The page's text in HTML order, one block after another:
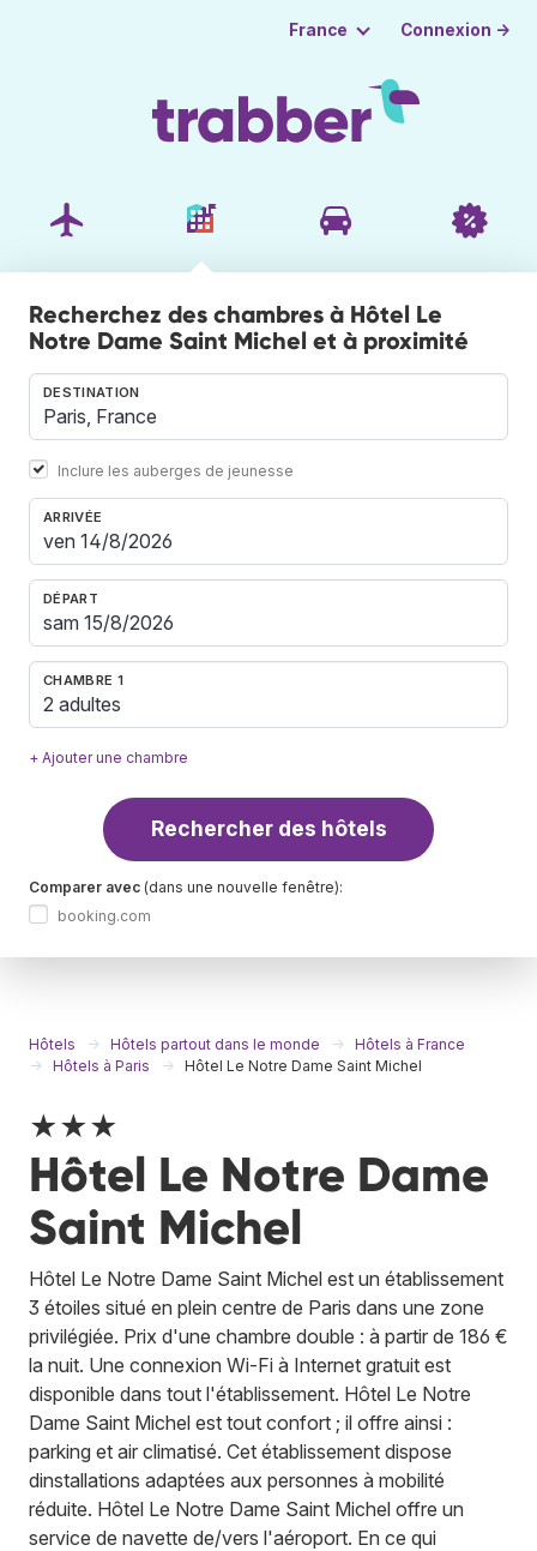
France Connexion →
Recherchez des chambres à Hôtel Le
Notre Dame Saint Michel et à proximité
DESTINATION
Inclure les auberges de jeunesse
ARRIVÉE
DÉPART
CHAMBRE 1
2 adultes
+ Ajouter une chambre
Rechercher des hôtels
Comparer avec (dans une nouvelle fenêtre):
booking.com
Hôtels Hôtels partout dans le monde
Hôtels à France
Hôtels à Paris
Hôtel Le Notre Dame Saint Michel
★★★
Hôtel Le Notre Dame
Saint Michel
Hôtel Le Notre Dame Saint Michel est un établissement
3 étoiles situé en plein centre de Paris dans une zone
privilégiée. Prix d'une chambre double : à partir de 186 €
la nuit. Une connexion Wi-Fi à Internet gratuit est
disponible dans tout l'établissement. Hôtel Le Notre
Dame Saint Michel est tout confort ; il offre ainsi :
parking et air climatisé. Cet établissement dispose
dinstallations adaptées aux personnes à mobilité
réduite. Hôtel Le Notre Dame Saint Michel offre un
service de navette de/vers l'aéroport. En ce qui